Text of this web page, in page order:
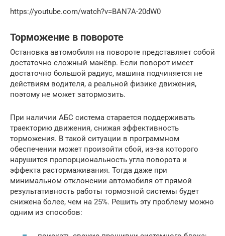
https://youtube.com/watch?v=BAN7A-20dW0
Торможение в повороте
Остановка автомобиля на повороте представляет собой
достаточно сложный манёвр. Если поворот имеет
достаточно большой радиус, машина подчиняется не
действиям водителя, а реальной физике движения,
поэтому не может затормозить.
При наличии АБС система старается поддерживать
траекторию движения, снижая эффективность
торможения. В такой ситуации в программном
обеспечении может произойти сбой, из-за которого
нарушится пропорциональность угла поворота и
эффекта растормаживания. Тогда даже при
минимальном отклонении автомобиля от прямой
результативность работы тормозной системы будет
снижена более, чем на 25%. Решить эту проблему можно
одним из способов: